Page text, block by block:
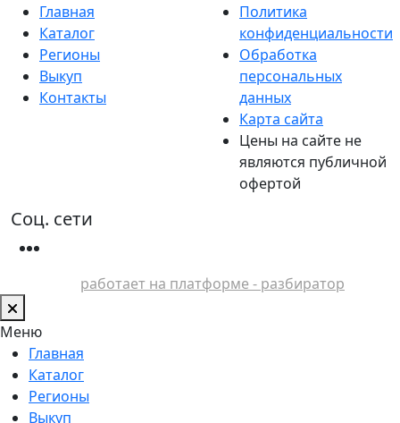
Главная
Каталог
Регионы
Выкуп
Контакты
Политика
конфиденциальности
Обработка
персональных
данных
Карта сайта
Цены на сайте не
являются публичной
офертой
Соц. сети
работает на платформе - разбиратор
Меню
Главная
Каталог
Регионы
Выкуп